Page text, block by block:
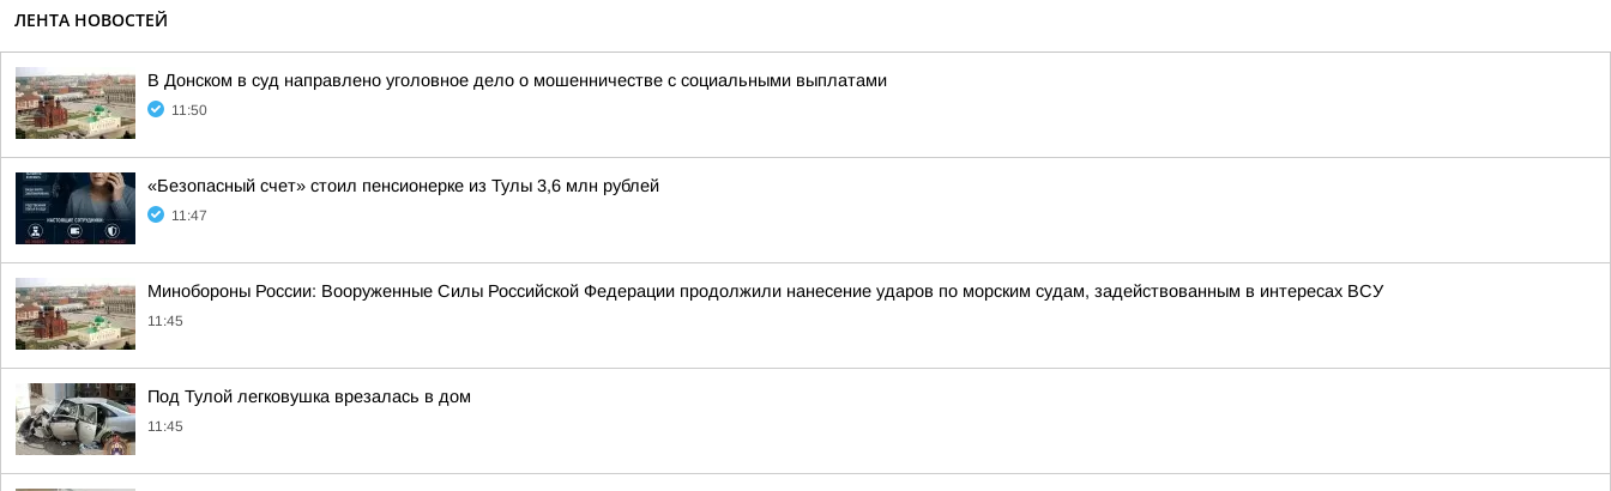
ЛЕНТА НОВОСТЕЙ
В Донском в суд направлено уголовное дело о мошенничестве с социальными выплатами
11:50
«Безопасный счет» стоил пенсионерке из Тулы 3,6 млн рублей
11:47
Минобороны России: Вооруженные Силы Российской Федерации продолжили нанесение ударов по морским судам, задействованным в интересах ВСУ
11:45
Под Тулой легковушка врезалась в дом
11:45